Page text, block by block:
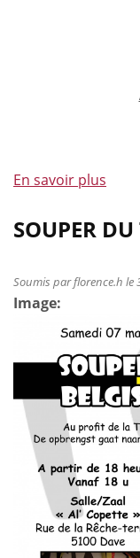
En savoir plus
de
TREC
SOUPER DU
Soumis parflorence.h le
Image: